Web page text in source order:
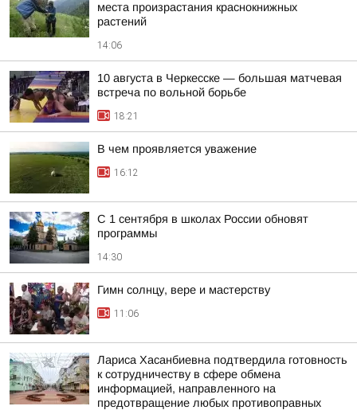
места произрастания краснокнижных
растений
14:06
10 августа в Черкесске — большая матчевая
встреча по вольной борьбе
18:21
В чем проявляется уважение
16:12
С 1 сентября в школах России обновят
программы
14:30
Гимн солнцу, вере и мастерству
11:06
Лариса Хасанбиевна подтвердила готовность
к сотрудничеству в сфере обмена
информацией, направленного на
предотвращение любых противоправных